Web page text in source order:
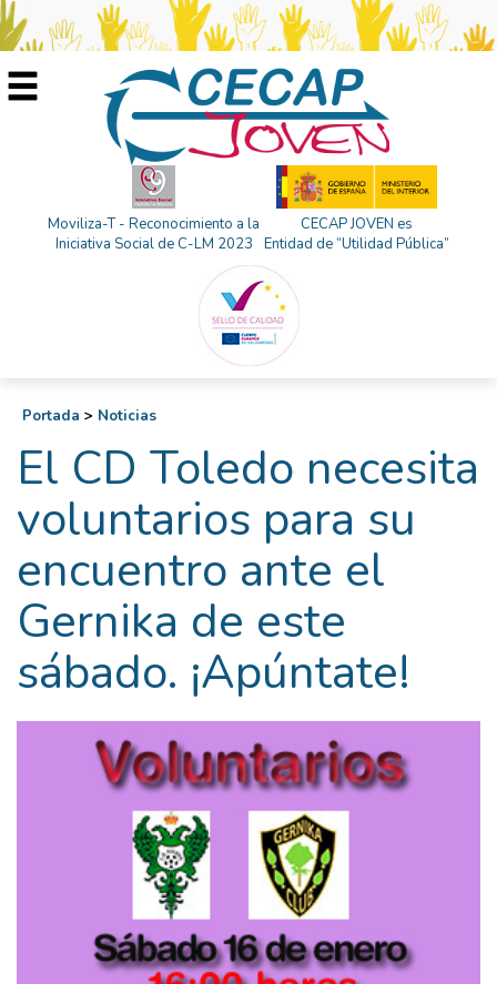
Moviliza-T - Reconocimiento a la
Iniciativa Social de C-LM 2023
CECAP JOVEN es
Entidad de “Utilidad Pública”
Portada > Noticias
El CD Toledo necesita
voluntarios para su
encuentro ante el
Gernika de este
sábado. ¡Apúntate!